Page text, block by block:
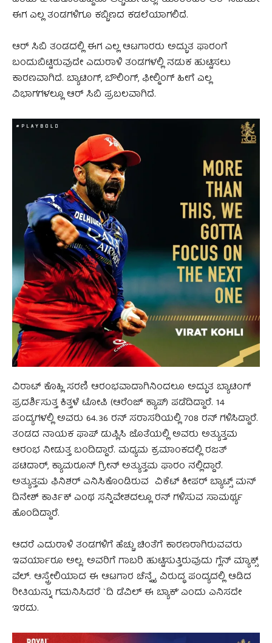
ಈಗ ಎಲ್ಲ ತಂಡಗಳಿಗೂ ಕಬ್ಬಿಣದ ಕಡಲೆಯಾಗಲಿದೆ.
ಆರ್ ಸಿಬಿ ತಂಡದಲ್ಲಿ ಈಗ ಎಲ್ಲ ಆಟಗಾರರು ಅದ್ಭುತ ಫಾರಂಗೆ
ಬಂದುಬಿಟ್ಟಿರುವುದೇ ಎದುರಾಳಿ ತಂಡಗಳಲ್ಲಿ ನಡುಕ ಹುಟ್ಟಿಸಲು
ಕಾರಣವಾಗಿದೆ. ಬ್ಯಾಟಿಂಗ್, ಬೌಲಿಂಗ್, ಫೀಲ್ಡಿಂಗ್ ಹೀಗೆ ಎಲ್ಲ
ವಿಭಾಗಗಳಲ್ಲೂ ಆರ್ ಸಿಬಿ ಪ್ರಬಲವಾಗಿದೆ.
ವಿರಾಟ್ ಕೊಹ್ಲಿ ಸರಣಿ ಆರಂಭವಾದಾಗಿನಿಂದಲೂ ಅದ್ಭುತ ಬ್ಯಾಟಿಂಗ್
ಪ್ರದರ್ಶಿಸುತ್ತ ಕಿತ್ತಳೆ ಟೋಪಿ (ಆರೆಂಜ್ ಕ್ಯಾಪ್) ಪಡೆದಿದ್ದಾರೆ. 14
ಪಂದ್ಯಗಳಲ್ಲಿ ಅವರು 64.36 ರನ್ ಸರಾಸರಿಯಲ್ಲಿ 708 ರನ್ ಗಳಿಸಿದ್ದಾರೆ.
ತಂಡದ ನಾಯಕ ಫಾಪ್ ಡುಪ್ಲಿಸಿ ಜೊತೆಯಲ್ಲಿ ಅವರು ಅತ್ಯುತ್ತಮ
ಆರಂಭ ನೀಡುತ್ತ ಬಂದಿದ್ದಾರೆ. ಮಧ್ಯಮ ಕ್ರಮಾಂಕದಲ್ಲಿ ರಜತ್
ಪಟಿದಾರ್, ‍ಕ್ಯಾಮರೂನ್ ಗ್ರೀನ್ ಅತ್ಯುತ್ತಮ ಫಾರಂ ನಲ್ಲಿದ್ದಾರೆ.
ಅತ್ಯುತ್ತಮ ಫಿನಿಶರ್ ಎನಿಸಿಕೊಂಡಿರುವ ವಿಕೆಟ್ ಕೀಪರ್ ಬ್ಯಾಟ್ಸ್ ಮನ್
ದಿನೇಶ್ ಕಾರ್ತಿಕ್ ಎಂಥ ಸನ್ನಿವೇಶದಲ್ಲೂ ರನ್ ಗಳಿಸುವ ಸಾಮರ್ಥ್ಯ
ಹೊಂದಿದ್ದಾರೆ.
ಆದರೆ ಎದುರಾಳಿ ತಂಡಗಳಿಗೆ ಹೆಚ್ಚು ಚಿಂತೆಗೆ ಕಾರಣರಾಗಿರುವವರು
ಇವರ್ಯಾರೂ ಅಲ್ಲ. ಅವರಿಗೆ ಗಾಬರಿ ಹುಟ್ಟಿಸುತ್ತಿರುವುದು ಗ್ಲೆನ್ ಮ್ಯಾಕ್ಸ್
ವೆಲ್. ಆಸ್ಟ್ರೇಲಿಯಾದ ಈ ಆಟಗಾರ ಚೆನ್ನೈ ವಿರುದ್ಧ ಪಂದ್ಯದಲ್ಲಿ ಆಡಿದ
ರೀತಿಯನ್ನು ಗಮನಿಸಿದರೆ `ದಿ ಡೆವಿಲ್ ಈ ಬ್ಯಾಕ್’ ಎಂದು ಎನಿಸದೇ
ಇರದು.